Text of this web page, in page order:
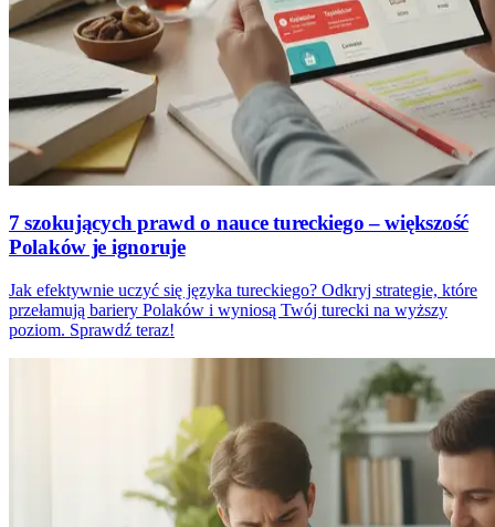
7 szokujących prawd o nauce tureckiego – większość
Polaków je ignoruje
Jak efektywnie uczyć się języka tureckiego? Odkryj strategie, które
przełamują bariery Polaków i wyniosą Twój turecki na wyższy
poziom. Sprawdź teraz!